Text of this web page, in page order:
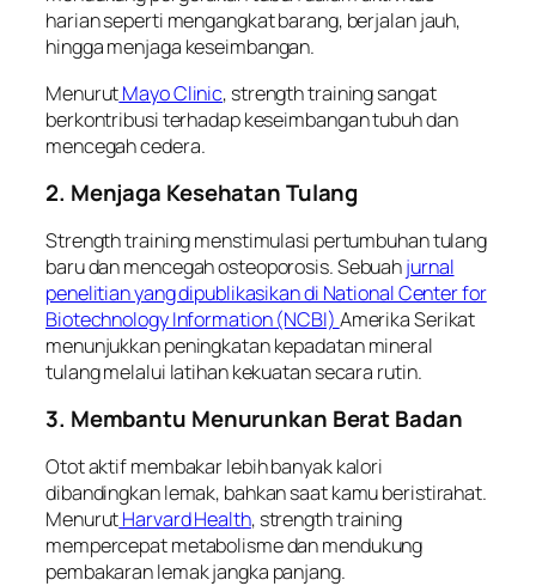
harian seperti mengangkat barang, berjalan jauh,
hingga menjaga keseimbangan.
MenurutMayo Clinic, strength training sangat
berkontribusi terhadap keseimbangan tubuh dan
mencegah cedera.
2. Menjaga Kesehatan Tulang
Strength training menstimulasi pertumbuhan tulang
baru dan mencegah osteoporosis. Sebuahjurnal
penelitian yang dipublikasikan di National Center for
Biotechnology Information (NCBI) Amerika Serikat
menunjukkan peningkatan kepadatan mineral
tulang melalui latihan kekuatan secara rutin.
3. Membantu Menurunkan Berat Badan
Otot aktif membakar lebih banyak kalori
dibandingkan lemak, bahkan saat kamu beristirahat.
MenurutHarvard Health, strength training
mempercepat metabolisme dan mendukung
pembakaran lemak jangka panjang.